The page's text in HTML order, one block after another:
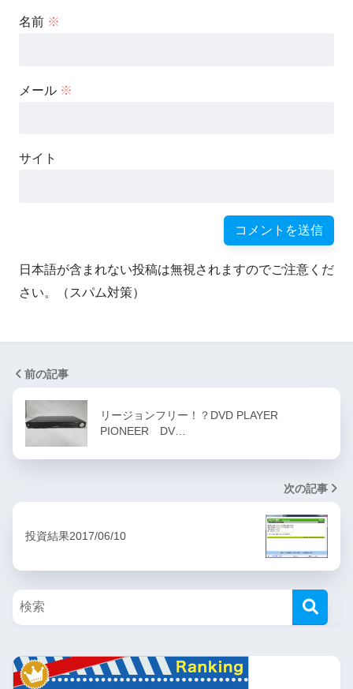
名前 ※
メール ※
サイト
日本語が含まれない投稿は無視されますのでご注意くだ
さい。（スパム対策）
前の記事
リージョンフリー！？DVD PLAYER
PIONEER DV…
次の記事
投資結果2017/06/10